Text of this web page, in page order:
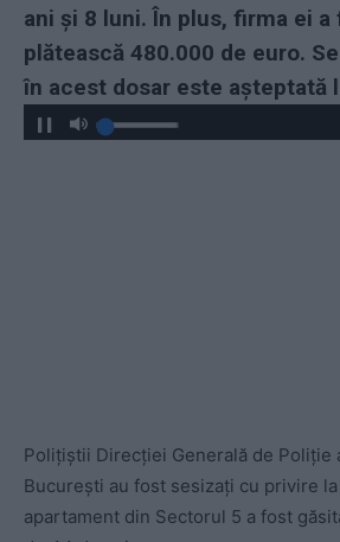
ani și 8 luni. În plus, firma ei
plătească 480.000 de euro.
în acest dosar este așteptată
Play
Polițiștii Direcției Generală de Poliţie
București au fost sesizați cu privire
apartament din Sectorul 5 a fost